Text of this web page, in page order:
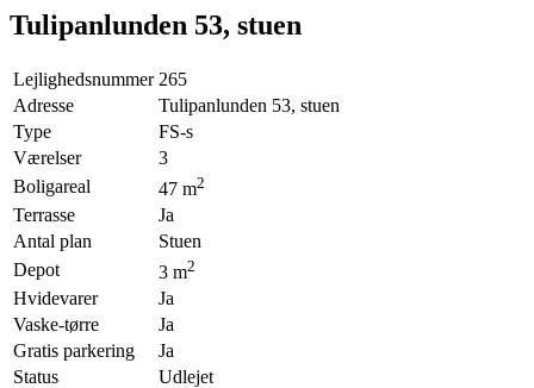
Tulipanlunden 53, stuen
Lejlighedsnummer 265
Adresse
Tulipanlunden 53, stuen
Type
FS-s
Værelser
3
Boligareal
47 m2
Terrasse
Ja
Antal plan
Stuen
Depot
3 m2
Hvidevarer
Ja
Vaske-tørre
Ja
Gratis parkering
Ja
Status
Udlejet